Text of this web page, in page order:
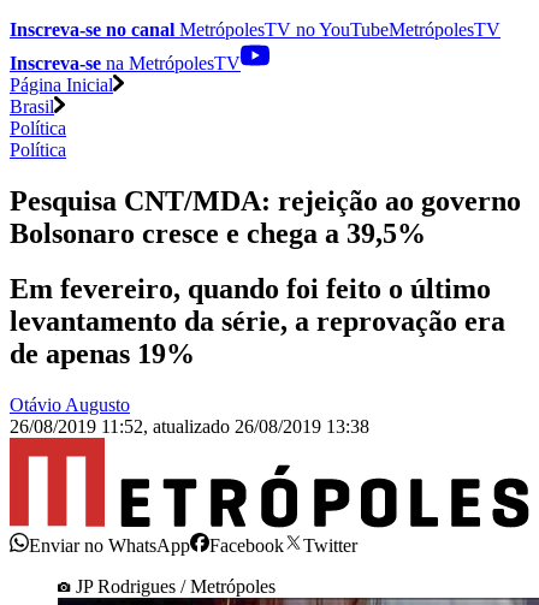
Inscreva-se no canal MetrópolesTV noYouTubeMetrópolesTV
Inscreva-se na MetrópolesTV
Página Inicial
Brasil
Política
Política
Pesquisa CNT/MDA: rejeição ao governo
Bolsonaro cresce e chega a 39,5%
Em fevereiro, quando foi feito o último
levantamento da série, a reprovação era
de apenas 19%
Otávio Augusto
26/08/2019 11:52, atualizado 26/08/2019 13:38
Enviar no WhatsApp Facebook
Twitter
JP Rodrigues / Metrópoles